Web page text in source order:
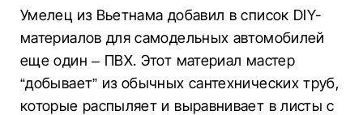
Умелец из Вьетнама добавил в список DIY-
материалов для самодельных автомобилей
еще один – ПВХ. Этот материал мастер
“добывает” из обычных сантехнических труб,
которые распыляет и выравнивает в листы с